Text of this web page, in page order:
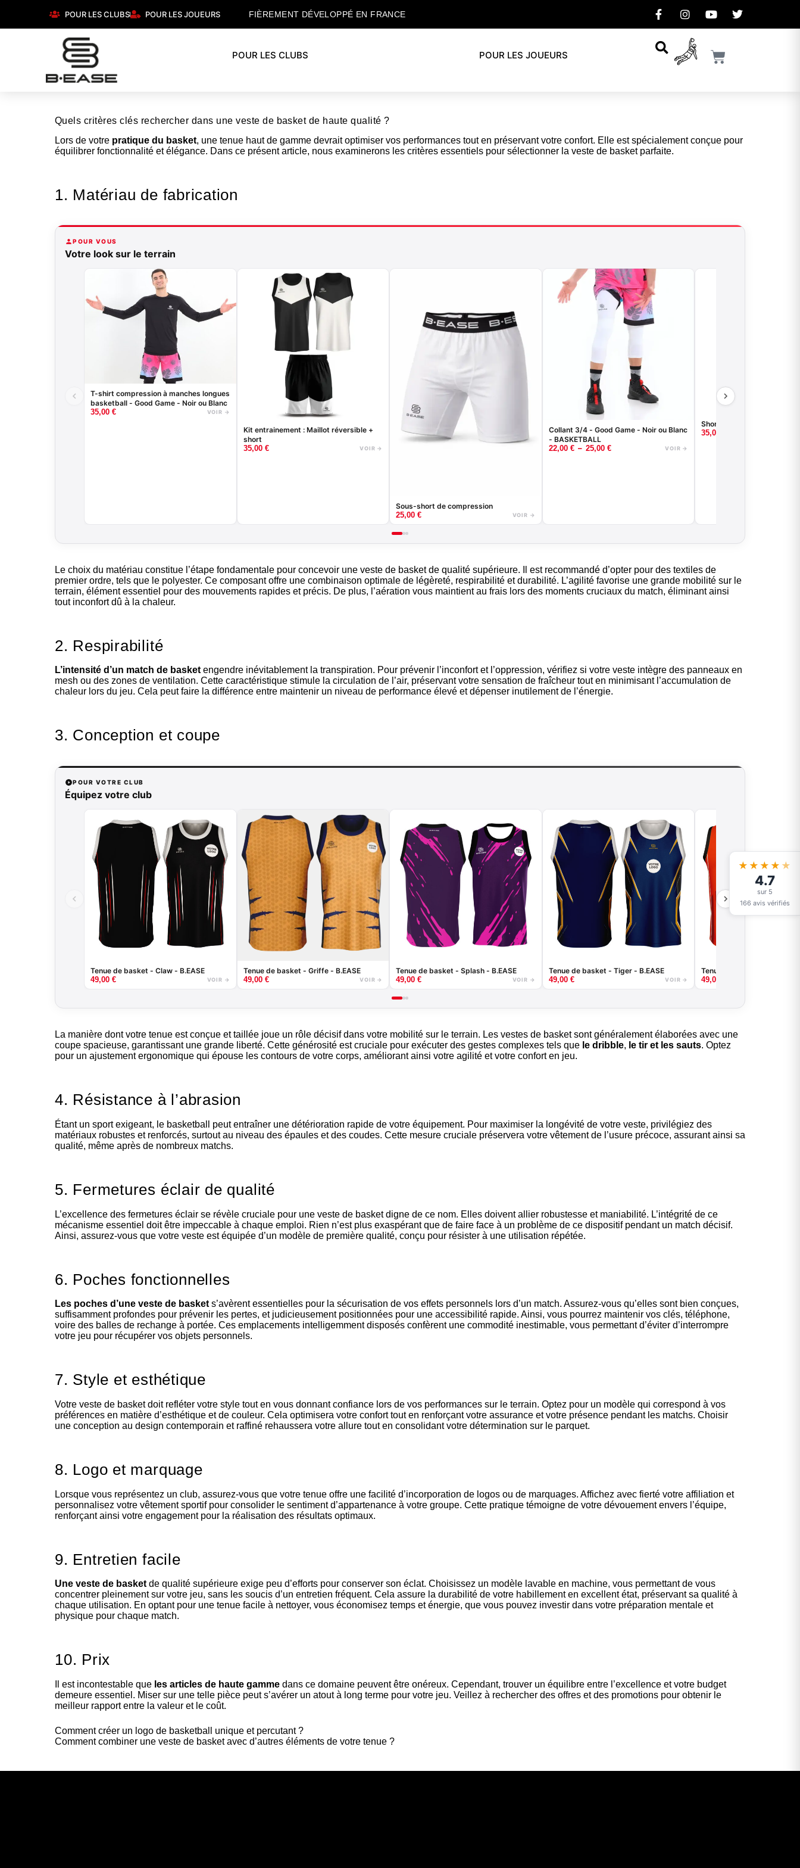
POUR LES CLUBS POUR LES JOUEURS FIÈREMENT DÉVELOPPÉ EN FRANCE
POUR LES CLUBS POUR LES JOUEURS
Quels critères clés rechercher dans une veste de basket de haute qualité ?
Lors de votre pratique du basket, une tenue haut de gamme devrait optimiser vos performances tout en préservant votre confort. Elle est spécialement conçue pour
équilibrer fonctionnalité et élégance. Dans ce présent article, nous examinerons les critères essentiels pour sélectionner la veste de basket parfaite.
1. Matériau de fabrication
POUR VOUS
Votre look sur le terrain
T-shirt compression à manches longues
basketball - Good Game - Noir ou Blanc
35,00 € VOIR →
Kit entrainement : Maillot réversible +
short
35,00 € VOIR →
Sous-short de compression
25,00 € VOIR →
Collant 3/4 - Good Game - Noir ou Blanc
- BASKETBALL
22,00 € – 25,00 € VOIR →
Short de basket VENICE
35,00
Le choix du matériau constitue l’étape fondamentale pour concevoir une veste de basketde qualité supérieure. Il est recommandé d’opter pour des textiles de
premier ordre, tels que le polyester. Ce composant offre une combinaison optimale de légèreté, respirabilité et durabilité. L’agilité favorise une grande mobilité sur le
terrain, élément essentiel pour des mouvements rapides et précis. De plus, l’aération vous maintient au frais lors des moments cruciaux du match, éliminant ainsi
tout inconfort dû à la chaleur.
2. Respirabilité
L’intensité d’un match de basketengendre inévitablement la transpiration. Pour prévenir l’inconfort et l’oppression, vérifiez si votre veste intègre des panneaux en
mesh ou des zones de ventilation. Cette caractéristique stimule la circulation de l’air, préservant votre sensation de fraîcheur tout en minimisant l’accumulation de
chaleur lors du jeu. Cela peut faire la différence entre maintenir un niveau de performance élevé et dépenser inutilement de l’énergie.
3. Conception et coupe
POUR VOTRE CLUB
Équipez votre club
Tenue de basket - Claw - B.EASE
49,00 € VOIR →
Tenue de basket - Griffe - B.EASE
49,00 € VOIR →
Tenue de basket - Splash - B.EASE
49,00 € VOIR →
Tenue de basket - Tiger - B.EASE
49,00 € VOIR →
Tenue de basket - Rounded
49,00
La manière dont votre tenue est conçue et taillée joue un rôle décisif dans votre mobilité sur le terrain. Les vestes de basket sont généralement élaborées avec une
coupe spacieuse, garantissant une grande liberté. Cette générosité est cruciale pour exécuter des gestes complexes tels que le dribble, le tir et les sauts. Optez
pour un ajustement ergonomique qui épouse les contours de votre corps, améliorant ainsi votre agilité et votre confort en jeu.
4. Résistance à l’abrasion
Étant un sport exigeant, le basketball peut entraîner une détérioration rapide de votre équipement. Pour maximiser la longévité de votre veste, privilégiez des
matériaux robustes et renforcés, surtout au niveau des épaules et des coudes. Cette mesure cruciale préservera votre vêtement de l’usure précoce, assurant ainsi sa
qualité, même après de nombreux matchs.
5. Fermetures éclair de qualité
L’excellence des fermetures éclair se révèle cruciale pour une veste de basket digne de ce nom. Elles doivent allier robustesse et maniabilité. L’intégrité de ce
mécanisme essentiel doit être impeccable à chaque emploi. Rien n’est plus exaspérant que de faire face à un problème de ce dispositif pendant un match décisif.
Ainsi, assurez-vous que votre veste est équipée d’un modèle de première qualité, conçu pour résister à une utilisation répétée.
6. Poches fonctionnelles
Les poches d’une veste de basket s’avèrent essentielles pour la sécurisation de vos effets personnels lors d’un match. Assurez-vous qu’elles sont bien conçues,
suffisamment profondes pour prévenir les pertes, et judicieusement positionnées pour une accessibilité rapide. Ainsi, vous pourrez maintenir vos clés, téléphone,
voire des balles de rechange à portée. Ces emplacements intelligemment disposés confèrent une commodité inestimable, vous permettant d’éviter d’interrompre
votre jeu pour récupérer vos objets personnels.
7. Style et esthétique
Votre veste de basket doit refléter votre style tout en vous donnant confiance lors de vos performances sur le terrain. Optez pour un modèle qui correspond à vos
préférences en matière d’esthétique et de couleur. Cela optimisera votre confort tout en renforçant votre assurance et votre présence pendant les matchs. Choisir
une conception au design contemporain et raffiné rehaussera votre allure tout en consolidant votre détermination sur le parquet.
8. Logo et marquage
Lorsque vous représentez un club, assurez-vous que votre tenue offre une facilité d’incorporation de logos ou de marquages. Affichez avec fierté votre affiliation et
personnalisez votre vêtement sportif pour consolider le sentiment d’appartenance à votre groupe. Cette pratique témoigne de votre dévouement envers l’équipe,
renforçant ainsi votre engagement pour la réalisation des résultats optimaux.
9. Entretien facile
Une veste de basket de qualité supérieure exige peu d’efforts pour conserver son éclat. Choisissez un modèle lavable en machine, vous permettant de vous
concentrer pleinement sur votre jeu, sans les soucis d’un entretien fréquent. Cela assure la durabilité de votre habillement en excellent état, préservant sa qualité à
chaque utilisation. En optant pour une tenue facile à nettoyer, vous économisez temps et énergie, que vous pouvez investir dans votre préparation mentale et
physique pour chaque match.
10. Prix
Il est incontestable que les articles de haute gamme dans ce domaine peuvent être onéreux. Cependant, trouver un équilibre entre l’excellence et votre budget
demeure essentiel. Miser sur une telle pièce peut s’avérer un atout à long terme pour votre jeu. Veillez à rechercher des offres et des promotions pour obtenir le
meilleur rapport entre la valeur et le coût.
Comment créer un logo de basketball unique et percutant ?
Comment combiner une veste de basket avec d’autres éléments de votre tenue ?
★★★★ ★
4.7
sur 5
166 avis vérifiés